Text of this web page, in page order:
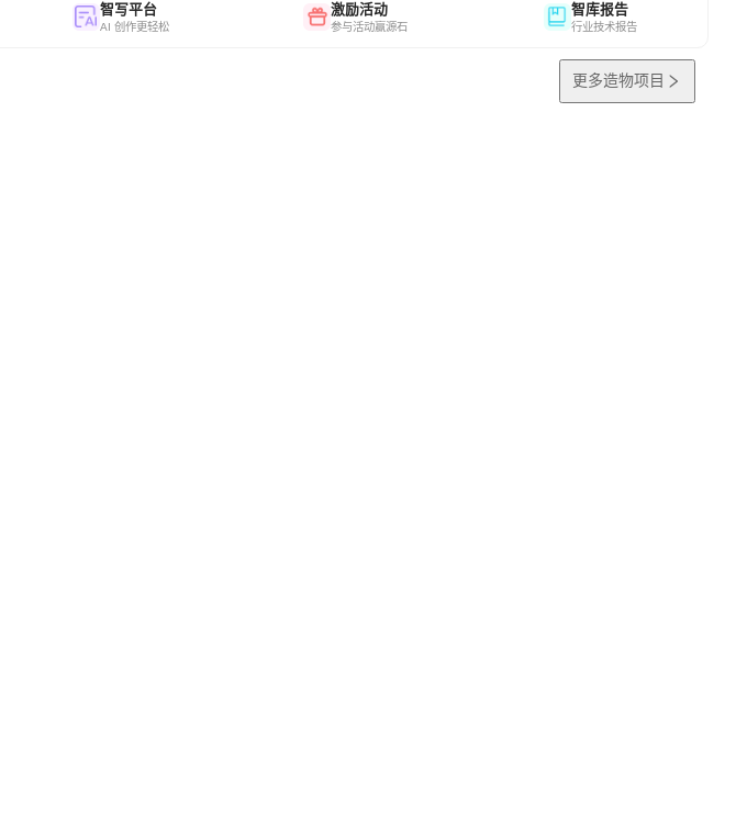
智写平台
AI 创作更轻松
激励活动
参与活动赢源石
智库报告
行业技术报告
更多造物项目